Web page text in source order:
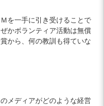
を一手に引き受けることで
かボランティア活動は無償
から、何の教訓も得ていな
メディアがどのような経営